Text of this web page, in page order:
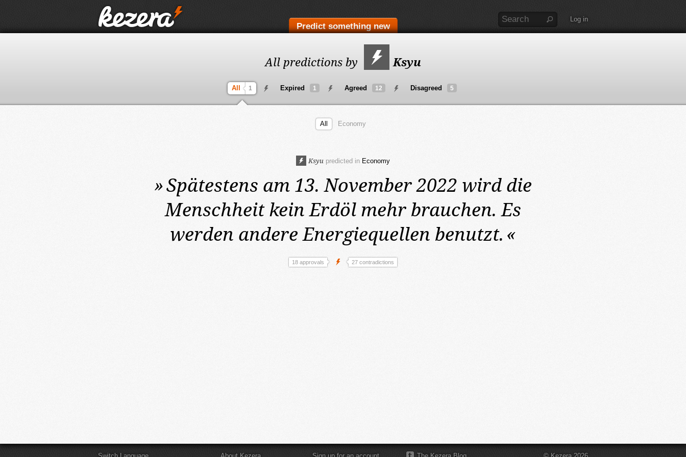
Predict something new
Log in
All predictions by Ksyu
All 1 Expired 1 Agreed 12 Disagreed 5
All Economy
Ksyu predicted in Economy
»Spätestens am 13. November 2022 wird die
Menschheit kein Erdöl mehr brauchen. Es
werden andere Energiequellen benutzt. «
18 approvals 27 contradictions